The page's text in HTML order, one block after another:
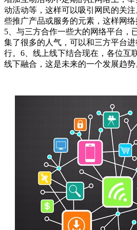
动活动等，这样可以吸引网民的关
些推广产品或服务的元素，这样网络
5、与三方合作一些大的网络平台，
集了很多的人气，可以和三方平台
行。6、线上线下结合现在，各位互
线下融合，这是未来的一个发展趋势